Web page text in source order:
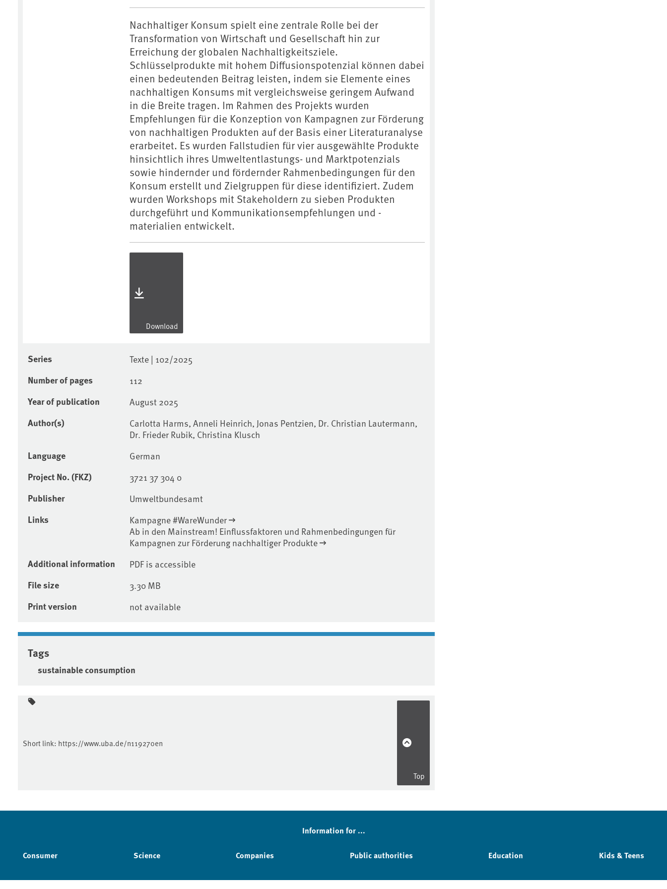
Nachhaltiger Konsum spielt eine zentrale Rolle bei der
Transformation von Wirtschaft und Gesellschaft hin zur
Erreichung der globalen Nachhaltigkeitsziele.
Schlüsselprodukte mit hohem Diffusionspotenzial können dabei
einen bedeutenden Beitrag leisten, indem sie Elemente eines
nachhaltigen Konsums mit vergleichsweise geringem Aufwand
in die Breite tragen. Im Rahmen des Projekts wurden
Empfehlungen für die Konzeption von Kampagnen zur Förderung
von nachhaltigen Produkten auf der Basis einer Literaturanalyse
erarbeitet. Es wurden Fallstudien für vier ausgewählte Produkte
hinsichtlich ihres Umweltentlastungs- und Marktpotenzials
sowie hindernder und fördernder Rahmenbedingungen für den
Konsum erstellt und Zielgruppen für diese identifiziert. Zudem
wurden Workshops mit Stakeholdern zu sieben Produkten
durchgeführt und Kommunikationsempfehlungen und -
materialien entwickelt.
Download
Series Texte | 102/2025
Number of pages 112
Year of publication August 2025
Author(s)
Carlotta Harms, Anneli Heinrich, Jonas Pentzien, Dr. Christian Lautermann,
Dr. Frieder Rubik, Christina Klusch
Language German
Project No. (FKZ) 3721 37 304 0
Publisher Umweltbundesamt
Links
Kampagne #WareWunder
Ab in den Mainstream! Einflussfaktoren und Rahmenbedingungen für
Kampagnen zur Förderung nachhaltiger Produkte
Additional information PDF is accessible
File size 3.30 MB
Print version not available
Tags
sustainable consumption
Short link: https://www.uba.de/n119270en
Top
Information for ...
Consumer Science Companies Public authorities Education Kids & Teens